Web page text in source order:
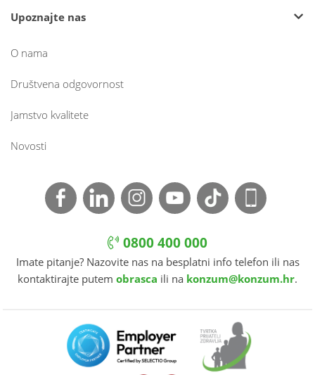
Upoznajte nas
O nama
Društvena odgovornost
Jamstvo kvalitete
Novosti
0800 400 000
Imate pitanje? Nazovite nas na besplatni info telefon ili nas
kontaktirajte putem obrasca ili na konzum@konzum.hr.